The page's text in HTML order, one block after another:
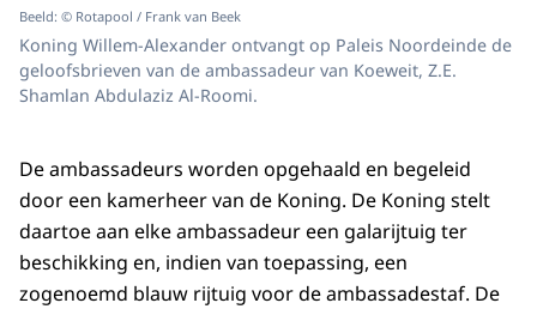
Beeld: © Rotapool / Frank van Beek
Koning Willem-Alexander ontvangt op Paleis Noordeinde de
geloofsbrieven van de ambassadeur van Koeweit, Z.E.
Shamlan Abdulaziz Al-Roomi.
De ambassadeurs worden opgehaald en begeleid
door een kamerheer van de Koning. De Koning stelt
daartoe aan elke ambassadeur een galarijtuig ter
beschikking en, indien van toepassing, een
zogenoemd blauw rijtuig voor de ambassadestaf. De